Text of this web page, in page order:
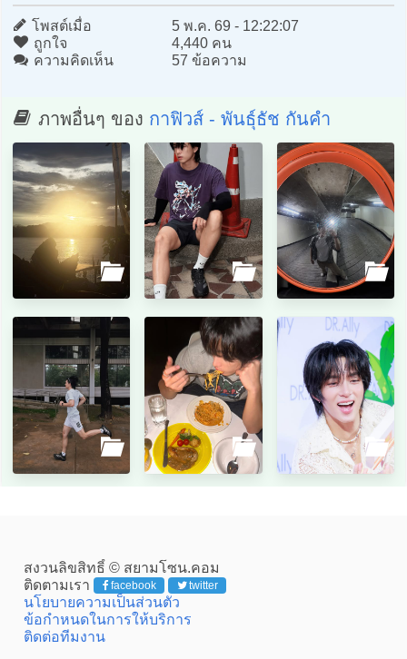
โพสต์เมื่อ
5 พ.ค. 69 - 12:22:07
ถูกใจ
4,440 คน
ความคิดเห็น
57 ข้อความ
ภาพอื่นๆ ของ กาฟิวส์ - พันธุ์ธัช กันคำ
สงวนลิขสิทธิ์ © สยามโซน.คอม
ติดตามเรา
facebook twitter
นโยบายความเป็นส่วนตัว
ข้อกำหนดในการให้บริการ
ติดต่อทีมงาน